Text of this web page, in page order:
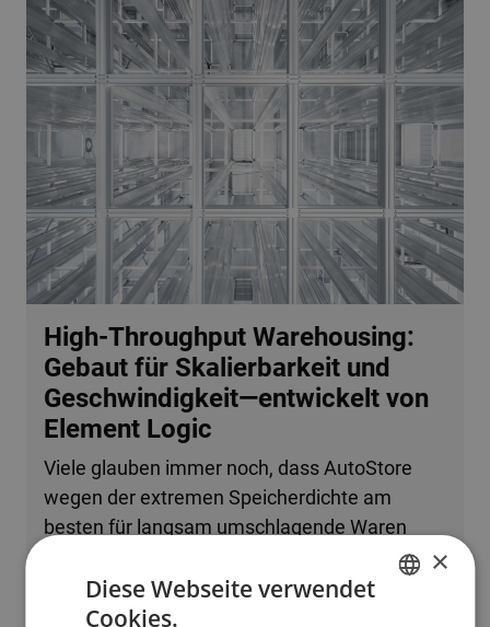
High-Throughput Warehousing:
Gebaut für Skalierbarkeit und
Geschwindigkeit—entwickelt von
Element Logic
Viele glauben immer noch, dass AutoStore
wegen der extremen Speicherdichte am
besten für langsam umschlagende Waren
oder kleine Betriebe geeignet ist. Tatsache ist,
dass das System problemlos mehrere
zehntausend Bestellzeilen pro Stunde
×
Diese Webseite verwendet
Cookies.